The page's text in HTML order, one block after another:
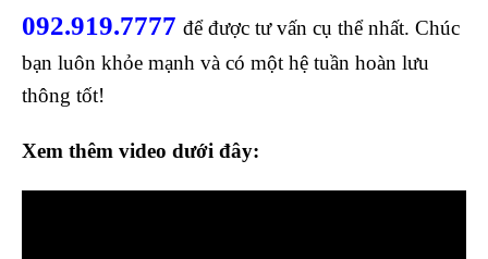
092.919.7777 để được tư vấn cụ thể nhất. Chúc
bạn luôn khỏe mạnh và có một hệ tuần hoàn lưu
thông tốt!
Xem thêm video dưới đây: